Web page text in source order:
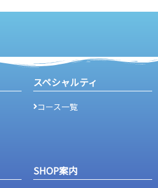
スペシャルティ
コース一覧
SHOP案内